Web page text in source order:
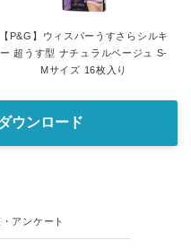
【P&G】ウィスパーうすさらシルキ
ー 超うす型 ナチュラルベージュ S-
Mサイズ 16枚入り
ウンロード
アンケート